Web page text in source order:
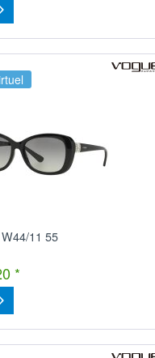
11 55
*